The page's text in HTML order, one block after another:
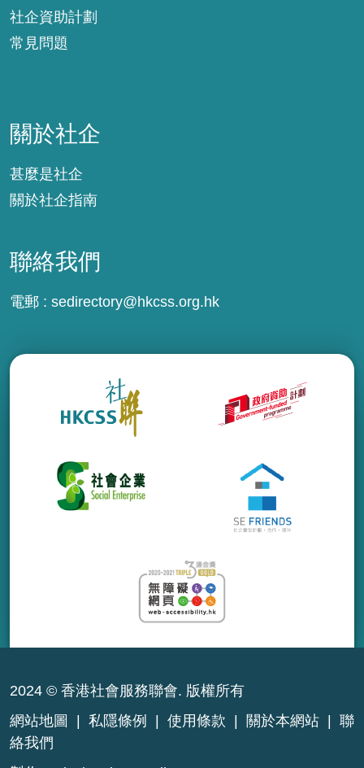
社企資助計劃
常見問題
關於社企
甚麼是社企
關於社企指南
聯絡我們
電郵 : sedirectory@hkcss.org.hk
2024 © 香港社會服務聯會. 版權所有
網站地圖
私隱條例 使用條款 關於本網站
聯
絡我們